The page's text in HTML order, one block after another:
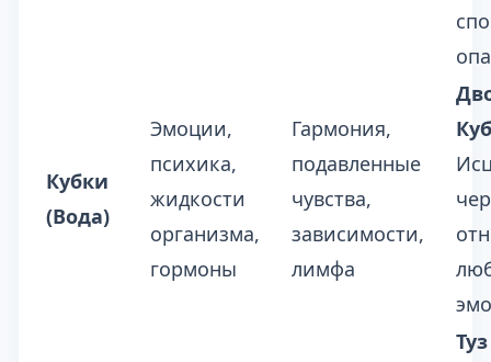
Кубки
(Вода)
Эмоции,
психика,
жидкости
организма,
гормоны
Гармония,
подавленные
чувства,
зависимости,
лимфа